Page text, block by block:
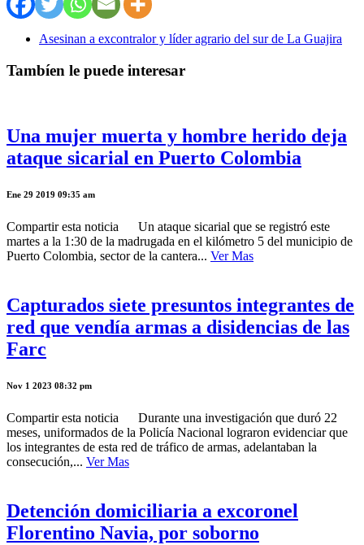
Asesinan a excontralor y líder agrario del sur de La Guajira
Tambíen le puede interesar
Una mujer muerta y hombre herido deja
ataque sicarial en Puerto Colombia
Ene 29 2019 09:35 am
Compartir esta noticia Un ataque sicarial que se registró este
martes a la 1:30 de la madrugada en el kilómetro 5 del municipio de
Puerto Colombia, sector de la cantera... Ver Mas
Capturados siete presuntos integrantes de
red que vendía armas a disidencias de las
Farc
Nov 1 2023 08:32 pm
Compartir esta noticia Durante una investigación que duró 22
meses, uniformados de la Policía Nacional lograron evidenciar que
los integrantes de esta red de tráfico de armas, adelantaban la
consecución,... Ver Mas
Detención domiciliaria a excoronel
Florentino Navia, por soborno